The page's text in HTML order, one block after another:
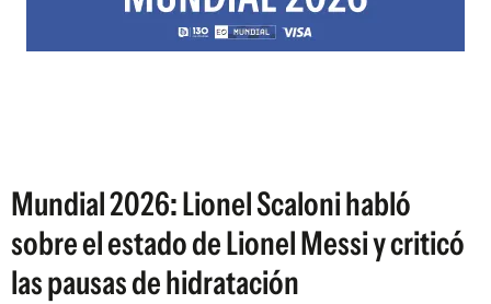
ESTADOS UNIDOS
Mundial 2026: Lionel Scaloni habló
sobre el estado de Lionel Messi y criticó
las pausas de hidratación